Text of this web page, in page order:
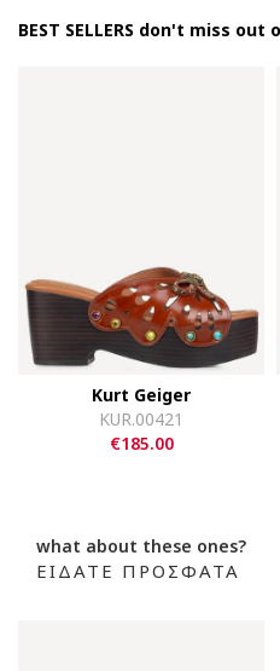
BEST SELLERS don't miss out
Kurt Geiger
KUR.00421
€185.00
what about these ones?
ΕΙΔΑΤΕ ΠΡΟΣΦΑΤΑ